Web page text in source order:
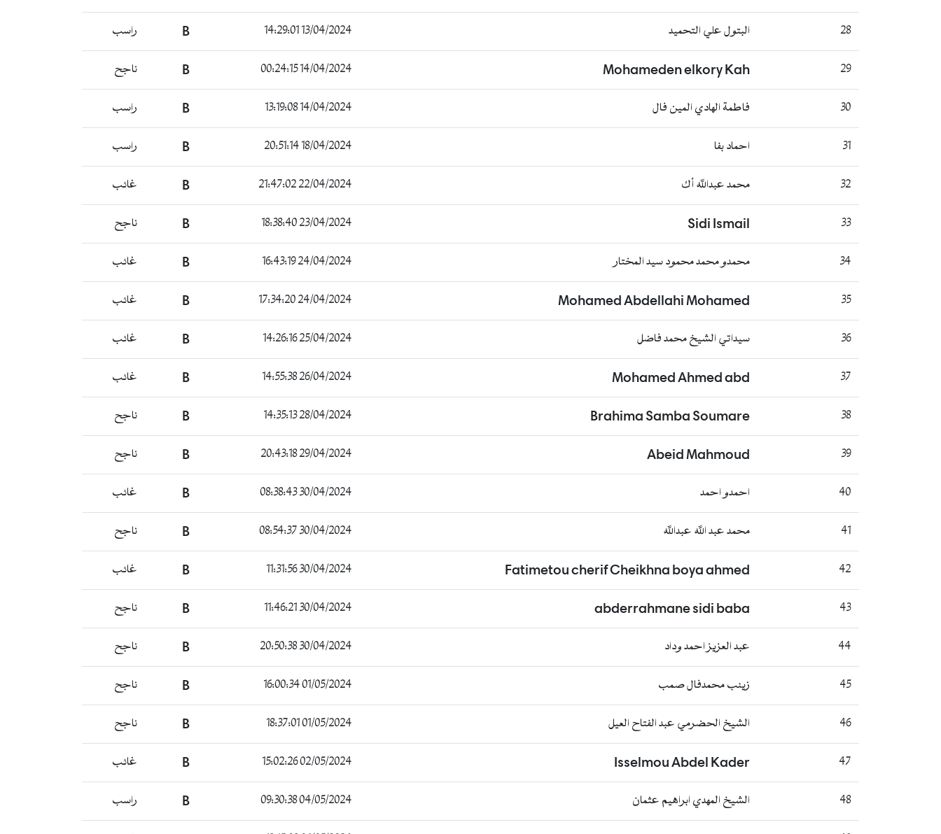
28 البتول علي التحميد 13/04/2024 14:29:01
B راسب
29
Mohameden elkory Kah
14/04/2024 00:24:15
B ناجح
30 فاطمة الهادي المين فال 14/04/2024 13:19:08
B راسب
31 احماد بفا 18/04/2024 20:51:14
B راسب
32 محمد عبدالله أك 22/04/2024 21:47:02
B غائب
33
Sidi Ismail
23/04/2024 18:38:40
B ناجح
34 محمدو محمد محمود سيد المختار 24/04/2024 16:43:19
B غائب
35
Mohamed Abdellahi Mohamed
24/04/2024 17:34:20
B غائب
36 سيداتي الشيخ محمد فاضل 25/04/2024 14:26:16
B غائب
37
Mohamed Ahmed abd
26/04/2024 14:55:38
B غائب
38
Brahima Samba Soumare
28/04/2024 14:35:13
B ناجح
39
Abeid Mahmoud
29/04/2024 20:43:18
B ناجح
40 احمدو احمد 30/04/2024 08:38:43
B غائب
41 محمد عبد الله عبدالله 30/04/2024 08:54:37
B ناجح
42
Fatimetou cherif Cheikhna boya ahmed
30/04/2024 11:31:56
B غائب
43
abderrahmane sidi baba
30/04/2024 11:46:21
B ناجح
44 عبد العزيز احمد وداد 30/04/2024 20:50:38
B ناجح
45 زينب محمدفال صمب 01/05/2024 16:00:34
B ناجح
46 الشيخ الحضرمي عبد الفتاح العيل 01/05/2024 18:37:01
B ناجح
47
Isselmou Abdel Kader
02/05/2024 15:02:26
B غائب
48 الشيخ المهدي ابراهيم عثمان 04/05/2024 09:30:38
B راسب